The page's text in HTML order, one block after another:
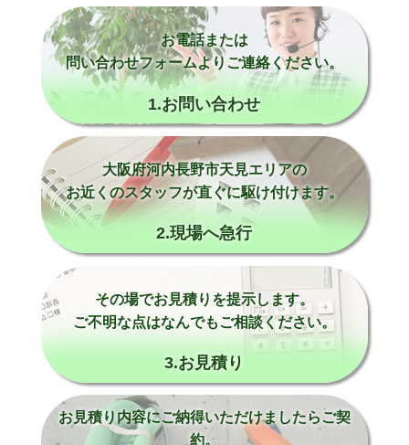
お電話または
問い合わせフォームよりご連絡ください。
1.お問い合わせ
大阪府河内長野市天見エリアの
お近くのスタッフが直ぐに駆け付けます。
2.現場へ急行
その場でお見積りを提示します。
ご不明な点はなんでもご相談ください。
3.お見積り
お見積り内容にご納得いただけましたらご契
約。